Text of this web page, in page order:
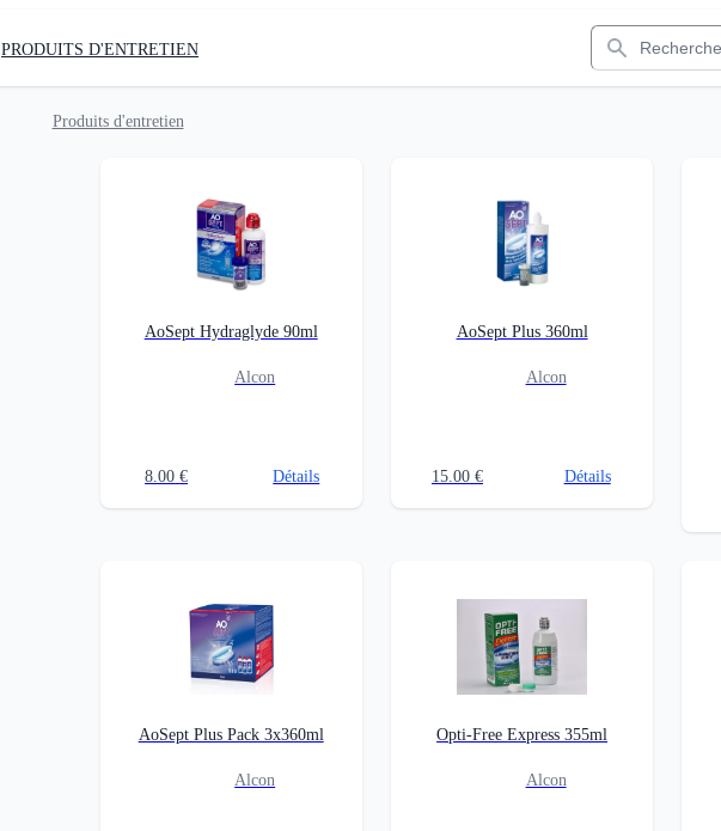
PRODUITS D'ENTRETIEN
Rechercher
Produits d'entretien
AoSept Hydraglyde 90ml
Alcon
8.00 € Détails
AoSept Plus 360ml
Alcon
15.00 € Détails
AoSept Plus Pack 3x360ml
Alcon
Opti-Free Express 355ml
Alcon